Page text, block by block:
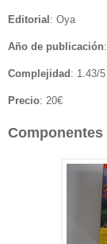
Editorial : Oya
Año de publicación
Complejidad : 1.43/5
Precio: 20€
Componentes